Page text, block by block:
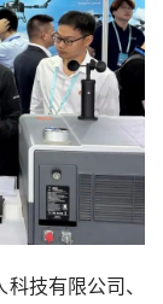
技有限公司、